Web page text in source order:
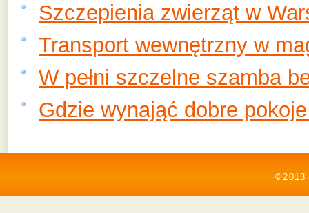
Szczepienia zwierząt w
Transport wewnętrzny w
W pełni szczelne szamba
Gdzie wynająć dobre
©2013